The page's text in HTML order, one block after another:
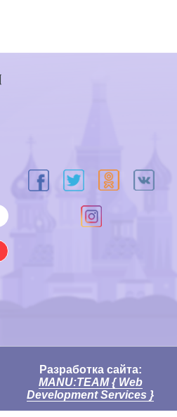
Разработка сайта:
MANU:TEAM { Web
Development Services }